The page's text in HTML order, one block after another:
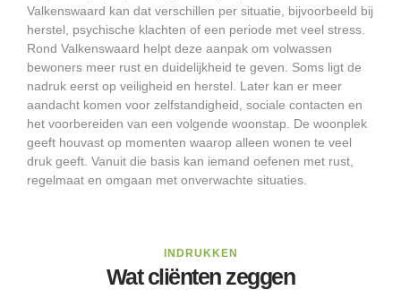
Valkenswaard kan dat verschillen per situatie, bijvoorbeeld bij
herstel, psychische klachten of een periode met veel stress.
Rond Valkenswaard helpt deze aanpak om volwassen
bewoners meer rust en duidelijkheid te geven. Soms ligt de
nadruk eerst op veiligheid en herstel. Later kan er meer
aandacht komen voor zelfstandigheid, sociale contacten en
het voorbereiden van een volgende woonstap. De woonplek
geeft houvast op momenten waarop alleen wonen te veel
druk geeft. Vanuit die basis kan iemand oefenen met rust,
regelmaat en omgaan met onverwachte situaties.
INDRUKKEN
Wat cliënten zeggen